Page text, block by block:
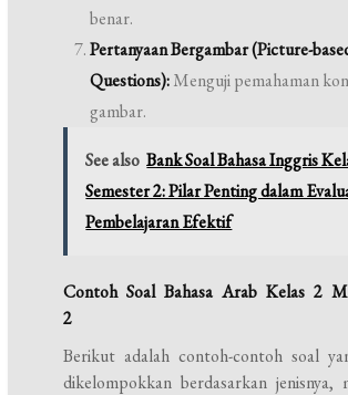
benar.
Pertanyaan Bergambar (Picture-
Questions):Menguji pemahaman
gambar.
See also Bank Soal Bahasa Inggris
Semester 2: Pilar Penting dalam
Pembelajaran Efektif
Contoh Soal Bahasa Arab Kelas 2
2
Berikut adalah contoh-contoh soal
dikelompokkan berdasarkan jenisnya,